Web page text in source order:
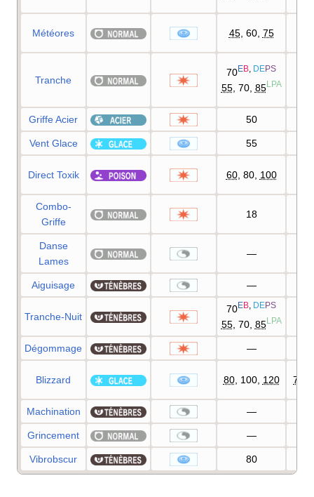
Météores 45, 60, 75
Tranche
70EB DEPS
55, 70, 85LPA
Griffe Acier 50
Vent Glace 55
Direct Toxik 60, 80, 100
Combo-
Griffe
18
Danse
Lames
—
Aiguisage —
Tranche-Nuit
70EB DEPS
55, 70, 85LPA
Dégommage —
Blizzard 80, 100, 120 75
Machination —
Grincement —
Vibrobscur 80